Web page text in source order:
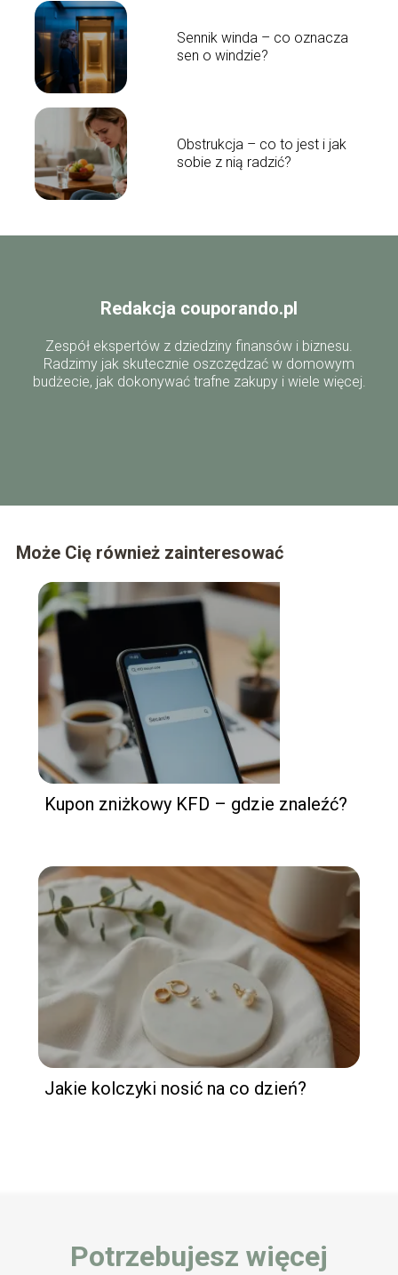
Sennik winda – co oznacza
sen o windzie?
Obstrukcja – co to jest i jak
sobie z nią radzić?
Redakcja couporando.pl
Zespół ekspertów z dziedziny finansów i biznesu.
Radzimy jak skutecznie oszczędzać w domowym
budżecie, jak dokonywać trafne zakupy i wiele więcej.
Może Cię również zainteresować
Kupon zniżkowy KFD – gdzie znaleźć?
Jakie kolczyki nosić na co dzień?
Potrzebujesz więcej